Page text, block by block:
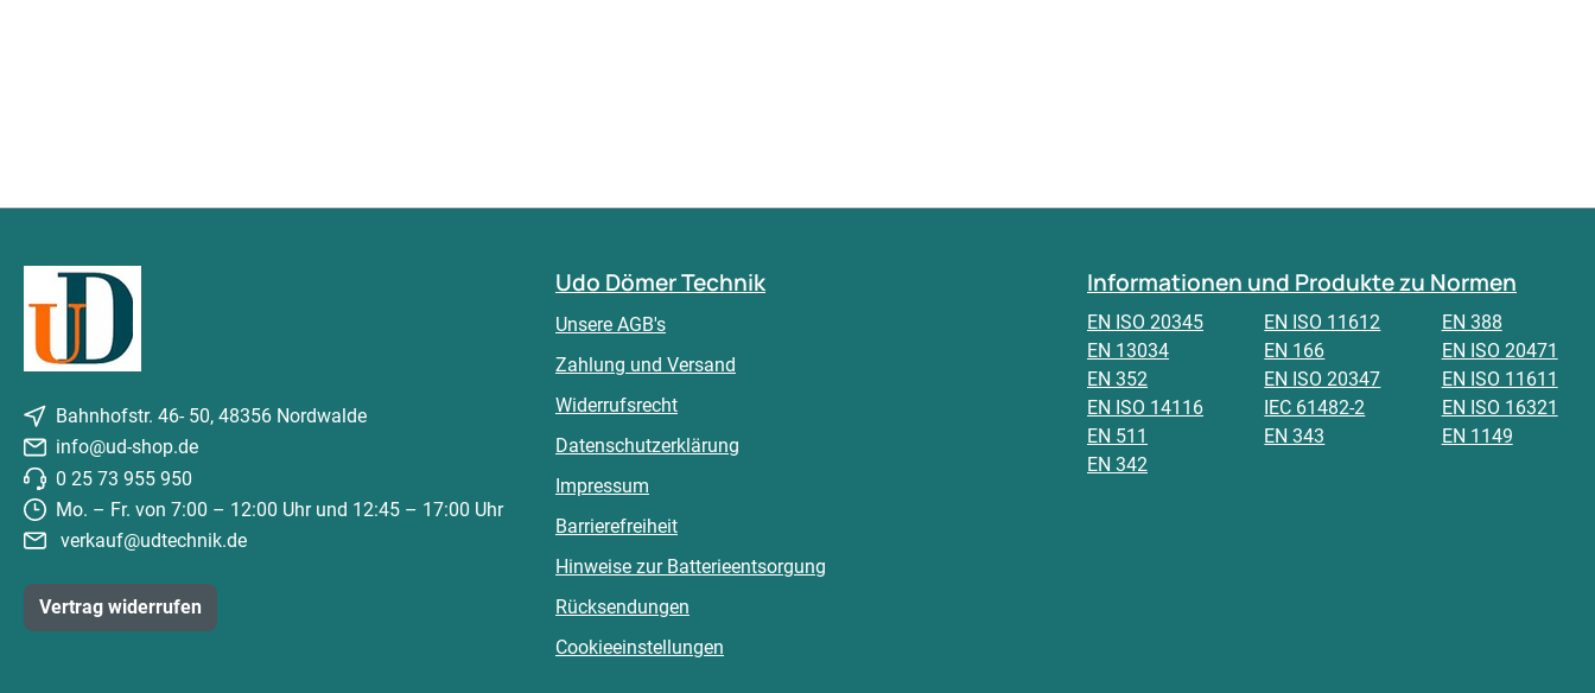
Bahnhofstr. 46- 50, 48356 Nordwalde
info@ud-shop.de
0 25 73 955 950
Mo. – Fr. von 7:00 – 12:00 Uhr und 12:45 – 17:00 Uhr
verkauf@udtechnik.de
Vertrag widerrufen
Udo Dömer Technik
Unsere AGB's
Zahlung und Versand
Widerrufsrecht
Datenschutzerklärung
Impressum
Barrierefreiheit
Hinweise zur Batterieentsorgung
Rücksendungen
Cookieeinstellungen
Informationen und Produkte zu Normen
EN ISO 20345 EN ISO 11612
EN 388
EN 13034
EN 166
EN ISO 20471
EN 352
EN ISO 20347
EN ISO 11611
EN ISO 14116
IEC 61482-2
EN ISO 16321
EN 511
EN 343
EN 1149
EN 342